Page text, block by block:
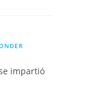
impartió